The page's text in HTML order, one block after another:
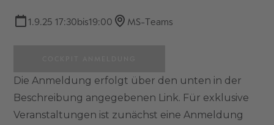
1.9.25 17:30bis19:00 MS-Teams
Die Anmeldung erfolgt über den unten in der
Beschreibung angegebenen Link. Für exklusive
Veranstaltungen ist zunächst eine Anmeldung